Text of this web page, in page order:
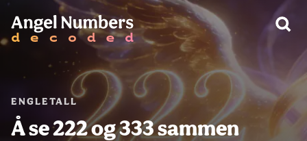
ENGLETALL
Å se 222 og 333 sammen
ADVARSEL: